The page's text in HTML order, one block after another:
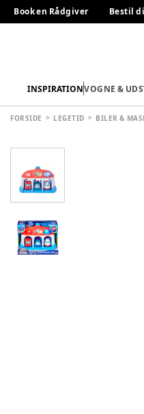
Book en Rådgiver Bestil
INSPIRATIONVOGNE &
FORSIDE LEGETID BILER &